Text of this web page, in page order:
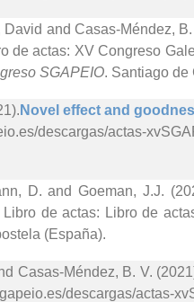
and Casas-Méndez,
de actas: XV Congreso
SGAPEIO. Santiago de
Novel effect and
descargas/actas-
D. and Goeman, J.J.
Libro de actas: Libro de
(España).
Casas-Méndez, B. V.
descargas/actas-